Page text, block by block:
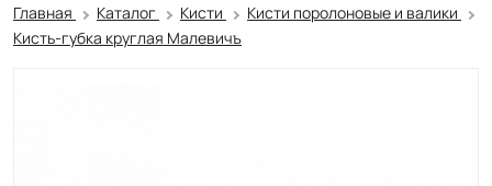
Главная Каталог Кисти
Кисти поролоновые и валики
Кисть-губка круглая Малевичъ